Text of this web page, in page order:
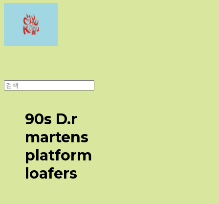
90s D.r
martens
platform
loafers